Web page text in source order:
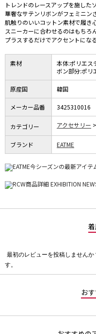
トレンドのレースアップを施した
華奢なサテンリボンがフェミニン
肌触りのいいコットン素材で履き
スニーカーに合わせるのはもちろ
プラスするだけでアクセントにな
素材
本体:ポリエス
ボン部分:ポリ
原産国 韓国
メーカー品番 3425310016
カテゴリー アクセサリー
ブランド EATME
価
最初のレビューを投稿しません
す。
お